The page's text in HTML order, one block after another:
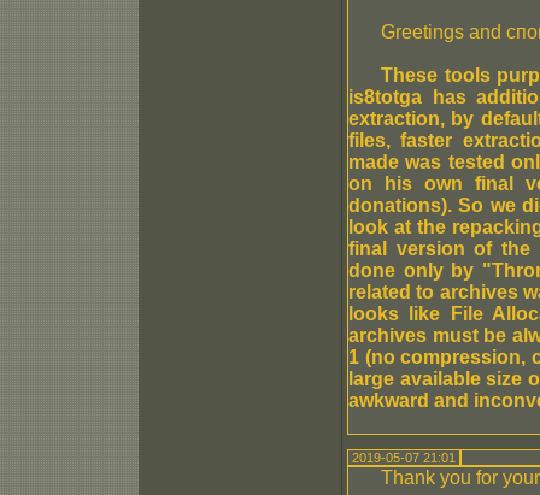
Greetings and
These tools
is8totga has
extraction, by
files, faster
made was tested
on his own final
donations). So we
look at the
final version of the
done only by
related to archives
looks like File
archives must be
1 (no compression,
large available size
awkward and
2019-05-07 21:01
Thank you for